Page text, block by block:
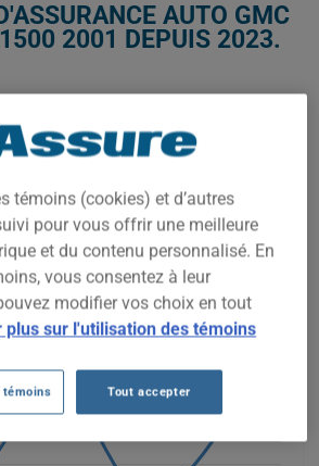
AUTO GMC
2001 DEPUIS 2023.
suffisamment de données
ce véhicule.
ou une autre année, ou
pour un prix personnalisé.
assurance pour votre véhicule GMC
est plus important que jamais de
disponibles.
témoins (cookies) et d’autres
pour vous offrir une meilleure
et du contenu personnalisé. En
vous consentez à leur
modifier vos choix en tout
plus sur l'utilisation des témoins
Tout accepter